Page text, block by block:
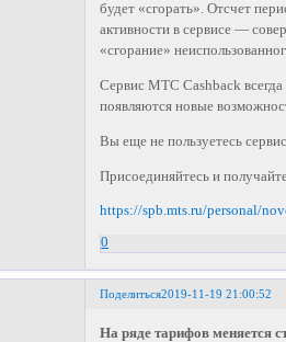
будет «сгорать». Отсчет
активности в сервисе —
«сгорание»
Сервис МТС Cashback всегда
появляются новые
Вы еще не пользуетесь
Присоединяйтесь и
https://spb.mts.ru/personal/
0
Поделиться2019-11-19 21:00:52
На ряде тарифов меняется